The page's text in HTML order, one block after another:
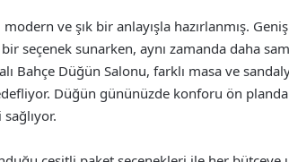
modern ve şık bir anlayışla hazırlanmış.
seçenek sunarken, aynı zamanda daha
Bahçe Düğün Salonu, farklı masa ve
Düğün gününüzde konforu ön